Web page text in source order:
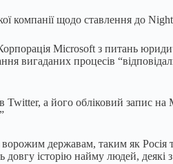
компанії щодо ставлення до
Microsoft з питань
вигаданих процесів
а його обліковий запис на
державам, таким як Росія
історію найму людей, деякі